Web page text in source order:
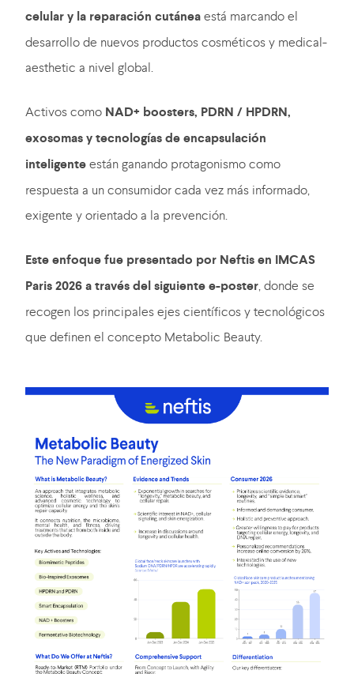
celular y la reparación cutánea está marcando el
desarrollo de nuevos productos cosméticos y medical-
aesthetic a nivel global.
Activos como NAD+ boosters, PDRN / HPDRN,
exosomas y tecnologías de encapsulación
inteligente están ganando protagonismo como
respuesta a un consumidor cada vez más informado,
exigente y orientado a la prevención.
Este enfoque fue presentado por Neftis en IMCAS
Paris 2026 a través del siguiente e-poster, donde se
recogen los principales ejes científicos y tecnológicos
que definen el concepto Metabolic Beauty.